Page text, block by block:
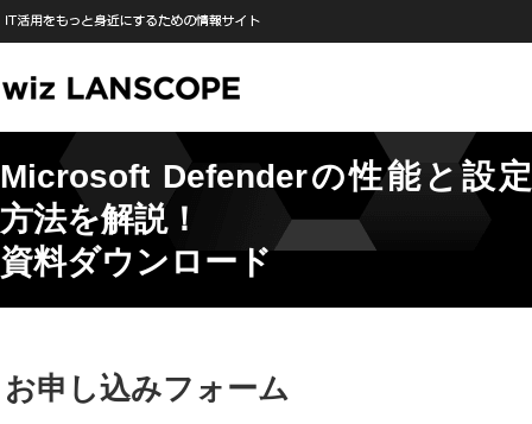
Microsoft Defenderの性能と設定
方法を解説！
資料ダウンロード
お申し込みフォーム